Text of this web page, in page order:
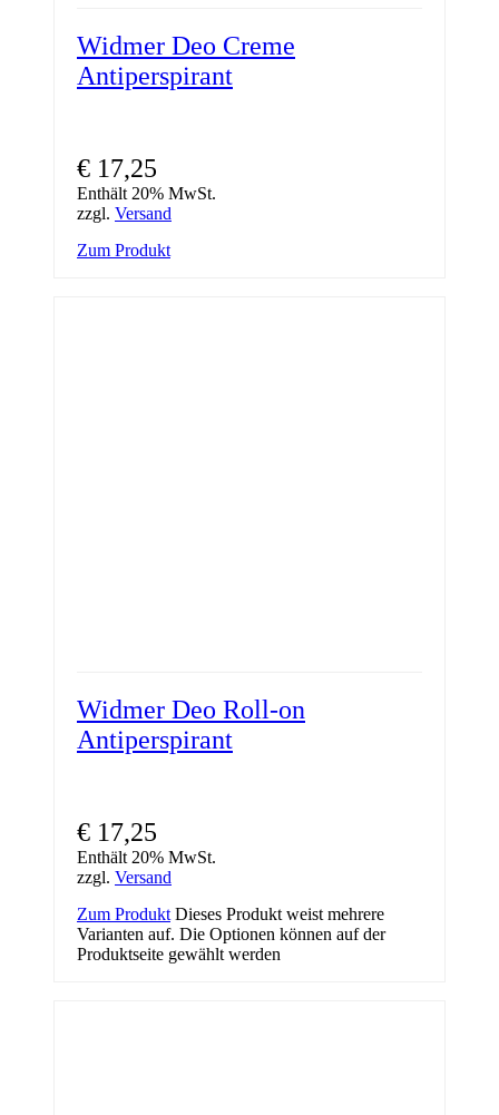
Widmer Deo Creme
Antiperspirant
€ 17,25
Enthält 20% MwSt.
zzgl. Versand
Zum Produkt
Widmer Deo Roll-on
Antiperspirant
€ 17,25
Enthält 20% MwSt.
zzgl. Versand
Zum Produkt Dieses Produkt weist mehrere
Varianten auf. Die Optionen können auf der
Produktseite gewählt werden